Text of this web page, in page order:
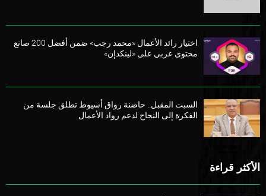
اختيار رائد الأعمال «محمد رجب» ضمن أفضل 200 صانع
محتوى عربي على «لينكدإن»
السبت المقبل.. حاضنة رواق أسيوط تطلق جلسة من
الفكرة إلى النجاح لدعم رواد الأعمال
الأكثر قراءة